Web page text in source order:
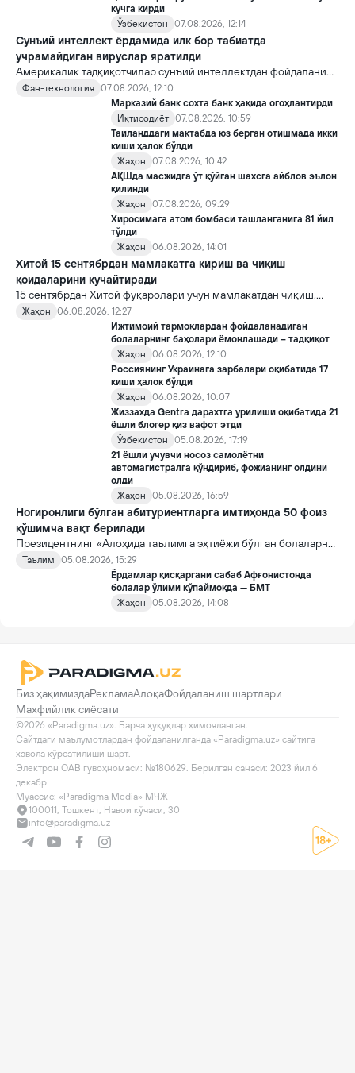
кучга кирди
Ўзбекистон
07.08.2026, 12:14
Сунъий интеллект ёрдамида илк бор табиатда
учрамайдиган вируслар яратилди
Америкалик тадқиқотчилар сунъий интеллектдан фойдаланиб
16 та вирус яратди. Бу кашфиёт янги ютуқларга умид уйғотиш
билан бирга, ундан нотўғри мақсадда фойдаланиш борасидаги
хавотирларни ҳам кучайтирмоқда.
Фан-технология 07.08.2026, 12:10
Марказий банк сохта банк ҳақида огоҳлантирди
Иқтисодиёт 07.08.2026, 10:59
Таиланддаги мактабда юз берган отишмада икки
киши ҳалок бўлди
Жаҳон
07.08.2026, 10:42
АҚШда масжидга ўт қўйган шахсга айблов эълон
қилинди
Жаҳон
07.08.2026, 09:29
Хиросимага атом бомбаси ташланганига 81 йил
тўлди
Жаҳон
06.08.2026, 14:01
Хитой 15 сентябрдан мамлакатга кириш ва чиқиш
қоидаларини кучайтиради
15 сентябрдан Хитой фуқаролари учун мамлакатдан чиқиш,
хорижликлар учун эса Хитойга кириш тартиби бўйича янги
қоидалар кучга киради.
Жаҳон
06.08.2026, 12:27
Ижтимоий тармоқлардан фойдаланадиган
болаларнинг баҳолари ёмонлашади – тадқиқот
Жаҳон
06.08.2026, 12:10
Россиянинг Украинага зарбалари оқибатида 17
киши ҳалок бўлди
Жаҳон
06.08.2026, 10:07
Жиззахда Gentra дарахтга урилиши оқибатида 21
ёшли блогер қиз вафот этди
Ўзбекистон
05.08.2026, 17:19
21 ёшли учувчи носоз самолётни
автомагистралга қўндириб, фожианинг олдини
олди
Жаҳон
05.08.2026, 16:59
Ногиронлиги бўлган абитуриентларга имтиҳонда 50 фоиз
қўшимча вақт берилади
Президентнинг «Алоҳида таълимга эҳтиёжи бўлган болаларни
таълим ва ижтимоий хизматлар билан қамраб олиш тизимини
такомиллаштириш бўйича қўшимча чора-тадбирлар
тўғрисида»ги қарори билан инклюзив таълим соҳасида қатор
янги механизмлар жорий этилади.
Таълим
05.08.2026, 15:29
Ёрдамлар қисқаргани сабаб Афғонистонда
болалар ўлими кўпаймоқда — БМТ
Жаҳон
05.08.2026, 14:08
Биз ҳақимиздаРекламаАлоқаФойдаланиш шартлари
Махфийлик сиёсати
©2026 «Paradigma.uz». Барча ҳуқуқлар ҳимояланган.
Сайтдаги маълумотлардан фойдаланилганда «Paradigma.uz» сайтига
хавола кўрсатилиши шарт.
Электрон ОАВ гувоҳномаси: №180629. Берилган санаси: 2023 йил 6
декабр
Муассис: «Paradigma Media» МЧЖ
100011, Тошкент, Навои кўчаси, 30
info@paradigma.uz